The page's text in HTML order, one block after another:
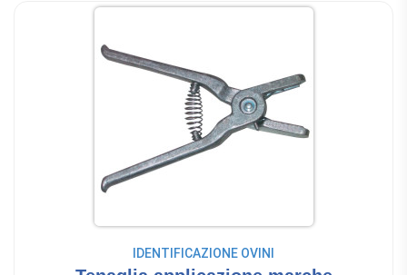
IDENTIFICAZIONE OVINI